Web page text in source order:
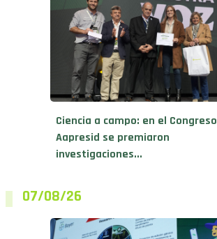
Ciencia a campo: en el Congreso
Aapresid se premiaron
investigaciones...
07/08/26